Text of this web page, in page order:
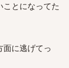
とになってた
に逃げてっ